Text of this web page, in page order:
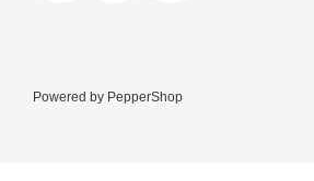
Powered by PepperShop